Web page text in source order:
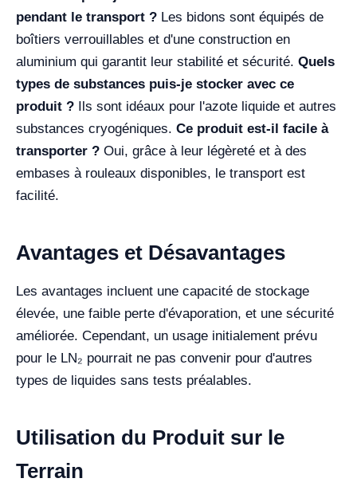
pendant le transport ? Les bidons sont équipés de
boîtiers verrouillables et d'une construction en
aluminium qui garantit leur stabilité et sécurité. Quels
types de substances puis-je stocker avec ce
produit ? Ils sont idéaux pour l'azote liquide et autres
substances cryogéniques. Ce produit est-il facile à
transporter ? Oui, grâce à leur légèreté et à des
embases à rouleaux disponibles, le transport est
facilité.
Avantages et Désavantages
Les avantages incluent une capacité de stockage
élevée, une faible perte d'évaporation, et une sécurité
améliorée. Cependant, un usage initialement prévu
pour le LN₂ pourrait ne pas convenir pour d'autres
types de liquides sans tests préalables.
Utilisation du Produit sur le
Terrain